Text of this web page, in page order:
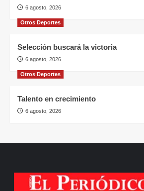
6 agosto, 2026
Otros Deportes
Selección buscará la victoria
6 agosto, 2026
Otros Deportes
Talento en crecimiento
6 agosto, 2026